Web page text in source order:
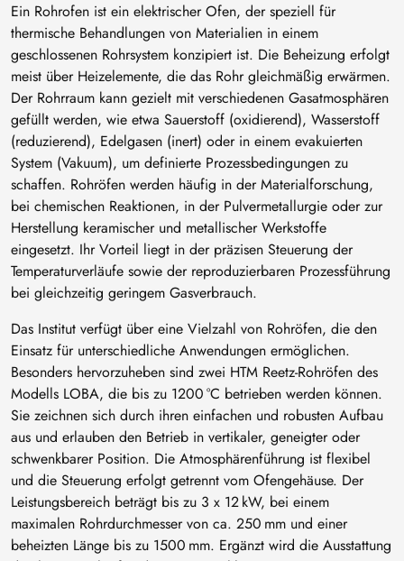
Ein Rohrofen ist ein elektrischer Ofen, der speziell für
thermische Behandlungen von Materialien in einem
geschlossenen Rohrsystem konzipiert ist. Die Beheizung erfolgt
meist über Heizelemente, die das Rohr gleichmäßig erwärmen.
Der Rohrraum kann gezielt mit verschiedenen Gasatmosphären
gefüllt werden, wie etwa Sauerstoff (oxidierend), Wasserstoff
(reduzierend), Edelgasen (inert) oder in einem evakuierten
System (Vakuum), um definierte Prozessbedingungen zu
schaffen. Rohröfen werden häufig in der Materialforschung,
bei chemischen Reaktionen, in der Pulvermetallurgie oder zur
Herstellung keramischer und metallischer Werkstoffe
eingesetzt. Ihr Vorteil liegt in der präzisen Steuerung der
Temperaturverläufe sowie der reproduzierbaren Prozessführung
bei gleichzeitig geringem Gasverbrauch.
Das Institut verfügt über eine Vielzahl von Rohröfen, die den
Einsatz für unterschiedliche Anwendungen ermöglichen.
Besonders hervorzuheben sind zwei HTM Reetz-Rohröfen des
Modells LOBA, die bis zu 1200 °C betrieben werden können.
Sie zeichnen sich durch ihren einfachen und robusten Aufbau
aus und erlauben den Betrieb in vertikaler, geneigter oder
schwenkbarer Position. Die Atmosphärenführung ist flexibel
und die Steuerung erfolgt getrennt vom Ofengehäuse. Der
Leistungsbereich beträgt bis zu 3 x 12 kW, bei einem
maximalen Rohrdurchmesser von ca. 250 mm und einer
beheizten Länge bis zu 1500 mm. Ergänzt wird die Ausstattung